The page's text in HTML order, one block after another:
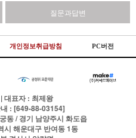
질문과답변
개인정보취급방침 PC버전
대표자 : 최제왕
: [649-88-03154]
동 / 경기 남양주시 화도읍
시 해운대구 반여동 1동